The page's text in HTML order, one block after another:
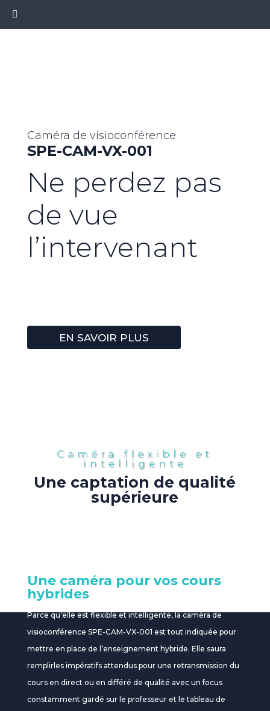
Caméra de visioconférence
SPE-CAM-VX-001
Ne perdez pas
de vue
l’intervenant
EN SAVOIR PLUS
Caméra flexible et
intelligente
Une captation de qualité
supérieure
Une caméra pour vos cours
hybrides
Parce qu’elle est flexible et intelligente, la caméra de
visioconférence SPE-CAM-VX-001 est tout indiquée pour
mettre en place de l’enseignement hybride. Elle saura
remplirles impératifs attendus pour une retransmission du
cours en direct ou en différé de qualité avec un focus
constamment gardé sur le professeur et le tableau de